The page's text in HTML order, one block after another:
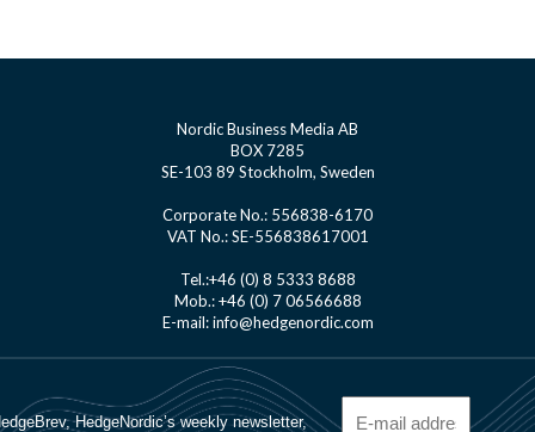
Nordic Business Media AB
BOX 7285
SE-103 89 Stockholm, Sweden
Corporate No.: 556838-6170
VAT No.: SE-556838617001
Tel.:+46 (0) 8 5333 8688
Mob.: +46 (0) 7 06566688
E-mail: info@hedgenordic.com